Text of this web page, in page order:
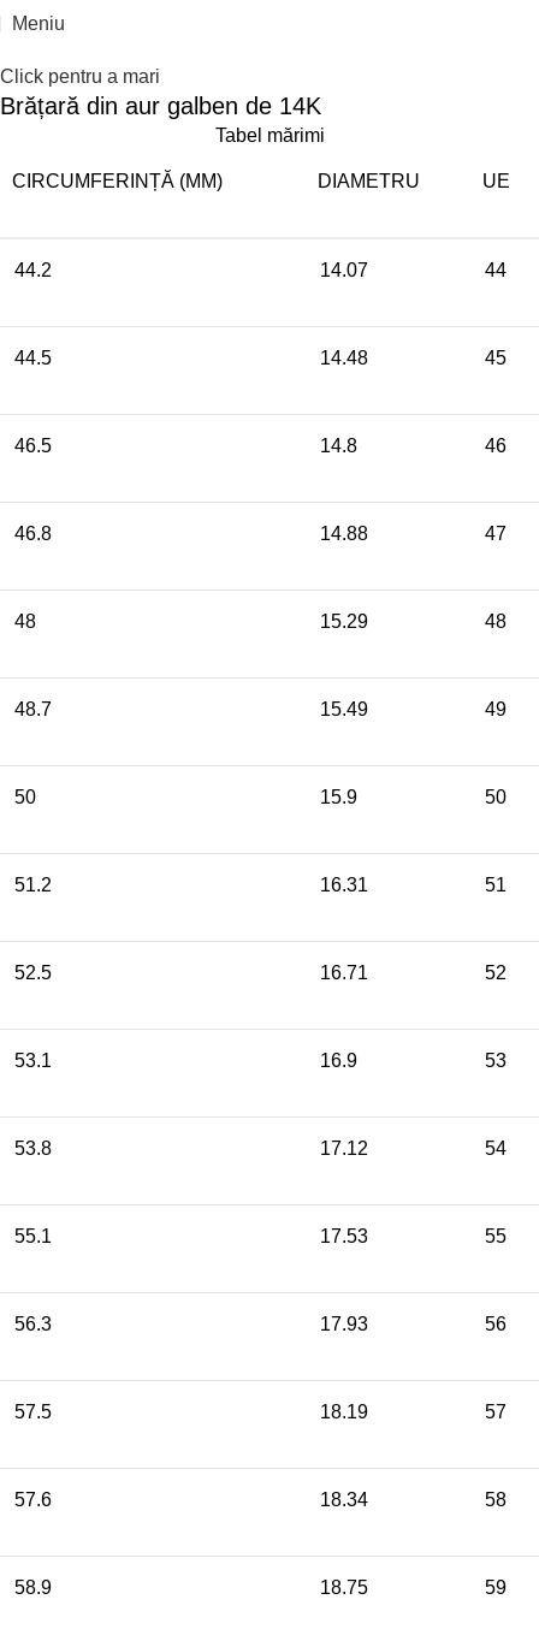
Meniu
Epuizat
Click pentru a mari
Brățară din aur galben de 14K
Tabel mărimi
CIRCUMFERINȚĂ (MM) DIAMETRU UE
44.2 14.07 44
44.5 14.48 45
46.5 14.8 46
46.8 14.88 47
48 15.29 48
48.7 15.49 49
50 15.9 50
51.2 16.31 51
52.5 16.71 52
53.1 16.9 53
53.8 17.12 54
55.1 17.53 55
56.3 17.93 56
57.5 18.19 57
57.6 18.34 58
58.9 18.75 59